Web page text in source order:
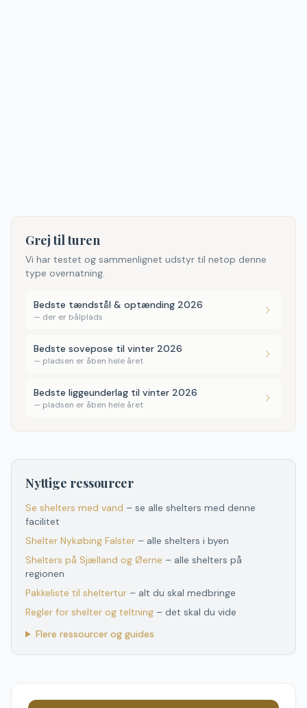
Grej til turen
Vi har testet og sammenlignet udstyr til netop denne
type overnatning.
Bedste tændstål & optænding 2026
— der er bålplads
Bedste sovepose til vinter 2026
— pladsen er åben hele året
Bedste liggeunderlag til vinter 2026
— pladsen er åben hele året
Nyttige ressourcer
Se shelters med vand – se alle shelters med denne
facilitet
Shelter Nykøbing Falster – alle shelters i byen
Shelters på Sjælland og Øerne – alle shelters på
regionen
Pakkeliste til sheltertur – alt du skal medbringe
Regler for shelter og teltning – det skal du vide
Flere ressourcer og guides